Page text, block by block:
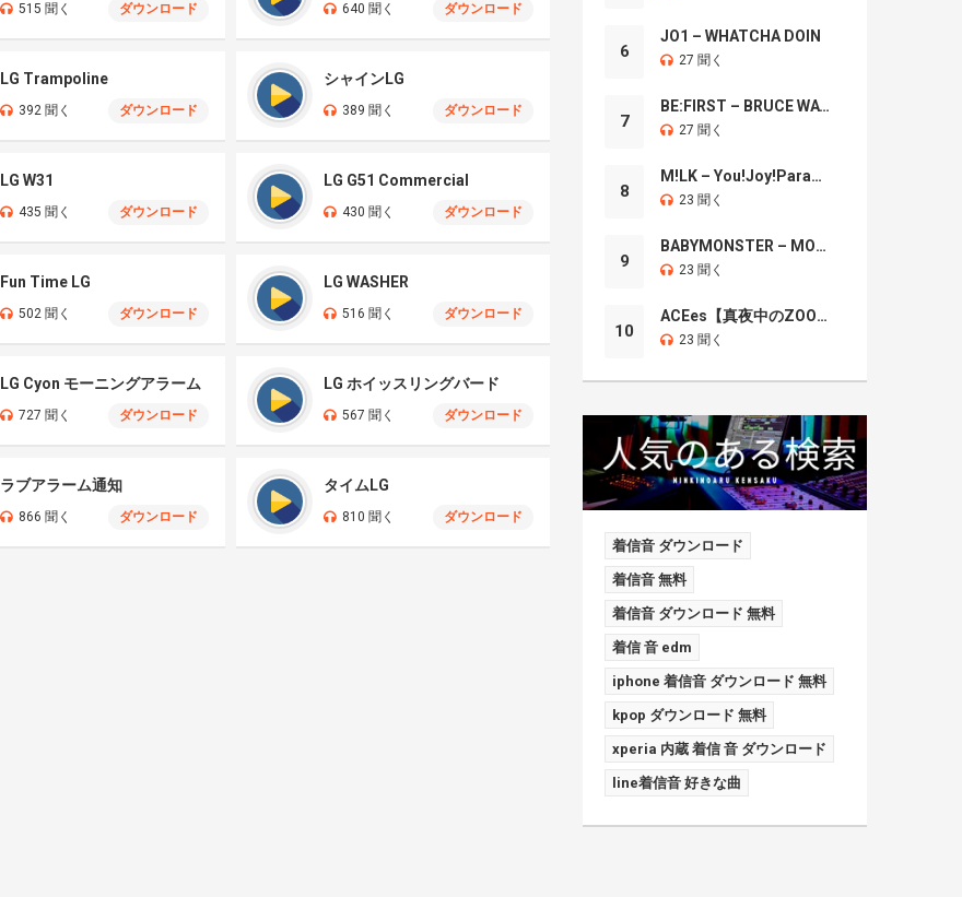
515 聞く ダウンロード 640 聞く ダウンロード
LG Trampoline
392 聞く ダウンロード
シャインLG
389 聞く ダウンロード
LG W31
435 聞く ダウンロード
LG G51 Commercial
430 聞く ダウンロード
Fun Time LG
502 聞く ダウンロード
LG WASHER
516 聞く ダウンロード
LG Cyon モーニングアラーム
727 聞く ダウンロード
LG ホイッスリングバード
567 聞く ダウンロード
ラブアラーム通知
866 聞く ダウンロード
タイムLG
810 聞く ダウンロード
6
JO1 – WHATCHA DOIN
27 聞く
7
BE:FIRST – BRUCE WAYNE
27 聞く
8
M!LK – You!Joy!Parade!
23 聞く
9
BABYMONSTER – MOON
23 聞く
10
ACEes【真夜中のZOO】
23 聞く
着信音 ダウンロード
着信音 無料
着信音 ダウンロード 無料
着信 音 edm
iphone 着信音 ダウンロード 無料
kpop ダウンロード 無料
xperia 内蔵 着信 音 ダウンロード
line着信音 好きな曲